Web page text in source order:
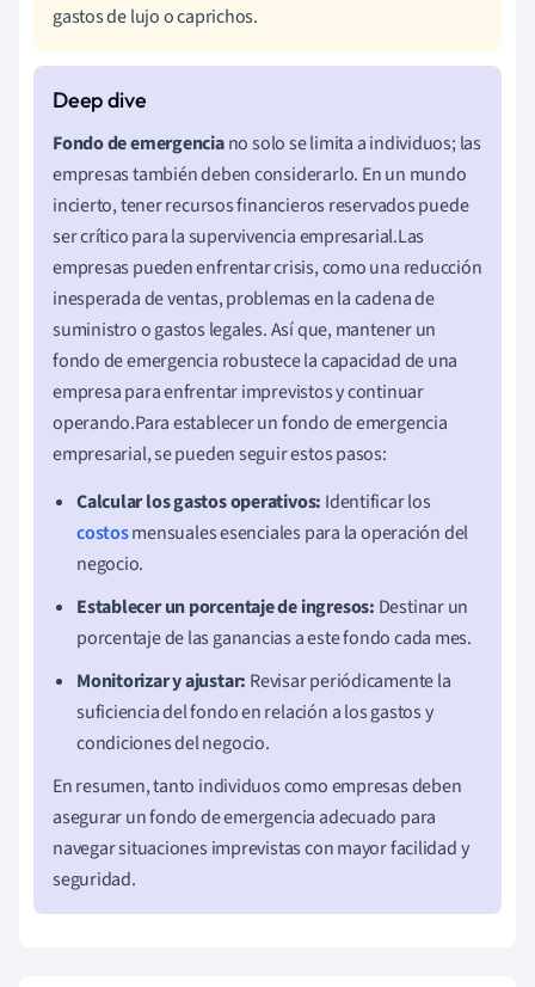
gastos de lujo o caprichos.
Fondo de emergenciano solo se limita a individuos; las
empresas también deben considerarlo. En un mundo
incierto, tener recursos financieros reservados puede
ser crítico para la supervivencia empresarial.Las
empresas pueden enfrentar crisis, como una reducción
inesperada de ventas, problemas en la cadena de
suministro o gastos legales. Así que, mantener un
fondo de emergencia robustece la capacidad de una
empresa para enfrentar imprevistos y continuar
operando.Para establecer un fondo de emergencia
empresarial, se pueden seguir estos pasos:
Calcular los gastos operativos: Identificar los
costosmensuales esenciales para la operación del
negocio.
Establecer un porcentaje de ingresos: Destinar un
porcentaje de las ganancias a este fondo cada mes.
Monitorizar y ajustar: Revisar periódicamente la
suficiencia del fondo en relación a los gastos y
condiciones del negocio.
En resumen, tanto individuos como empresas deben
asegurar un fondo de emergencia adecuado para
navegar situaciones imprevistas con mayor facilidad y
seguridad.